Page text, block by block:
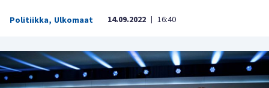
Politiikka, Ulkomaat 14.09.2022 | 16:40